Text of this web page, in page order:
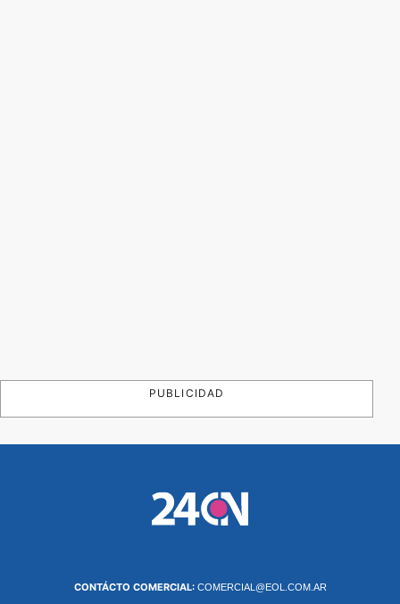
PUBLICIDAD
CONTÁCTO COMERCIAL: COMERCIAL@EOL.COM.AR